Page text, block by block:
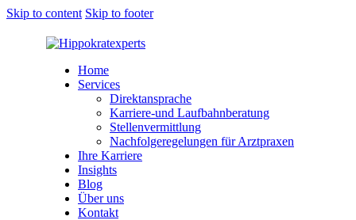
Skip to content Skip to footer
Home
Services
Direktansprache
Karriere-und Laufbahnberatung
Stellenvermittlung
Nachfolgeregelungen für Arztpraxen
Ihre Karriere
Insights
Blog
Über uns
Kontakt